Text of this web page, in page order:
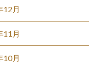
12月
11月
10月